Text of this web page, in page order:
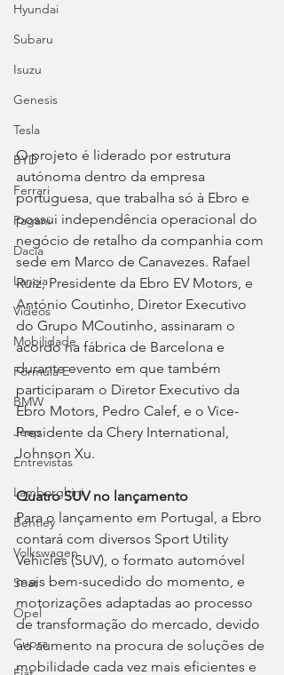
Hyundai
Subaru
Isuzu
Genesis
Tesla
BYD
Ferrari
Pagani
Dacia
Lancia
Videos
Mobilidade
Fórmula E
BMW
Jeep
Entrevistas
Lamborghini
Bentley
Volkswagen
Seat
Opel
Cupra
O projeto é liderado por estrutura
autónoma dentro da empresa
portuguesa, que trabalha só à Ebro e
possui independência operacional do
negócio de retalho da companhia com
sede em Marco de Canavezes. Rafael
Ruiz, Presidente da Ebro EV Motors, e
António Coutinho, Diretor Executivo
do Grupo MCoutinho, assinaram o
acordo na fábrica de Barcelona e
durante evento em que também
participaram o Diretor Executivo da
Ebro Motors, Pedro Calef, e o Vice-
Presidente da Chery International,
Johnson Xu.
Quatro SUV no lançamento
Para o lançamento em Portugal, a Ebro
contará com diversos Sport Utility
Vehicles (SUV), o formato automóvel
mais bem-sucedido do momento, e
motorizações adaptadas ao processo
de transformação do mercado, devido
ao aumento na procura de soluções de
mobilidade cada vez mais eficientes e